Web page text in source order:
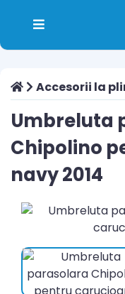
Accesorii la
Umbreluta
Chipolino
navy 2014